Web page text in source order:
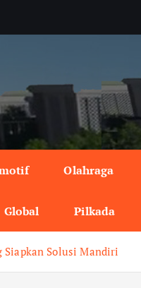
Olahraga
Global Pilkada
Siapkan Solusi Mandiri